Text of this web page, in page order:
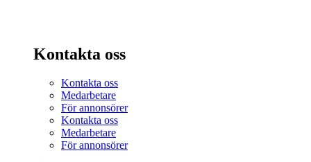
Kontakta oss
Kontakta oss
Medarbetare
För annonsörer
Kontakta oss
Medarbetare
För annonsörer